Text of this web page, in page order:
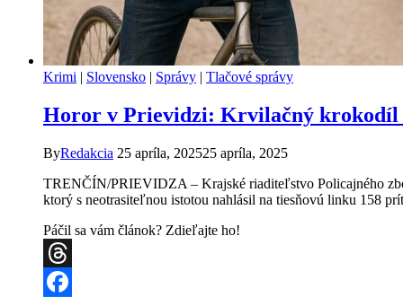
Krimi | Slovensko | Správy | Tlačové správy
Horor v Prievidzi: Krvilačný
ByRedakcia 25 apríla, 202525 apríla, 2025
TRENČÍN/PRIEVIDZA – Krajské riaditeľstvo Policajného
ktorý s neotrasiteľnou istotou nahlásil na tiesňovú linku 158
Páčil sa vám článok? Zdieľajte ho!
Threads